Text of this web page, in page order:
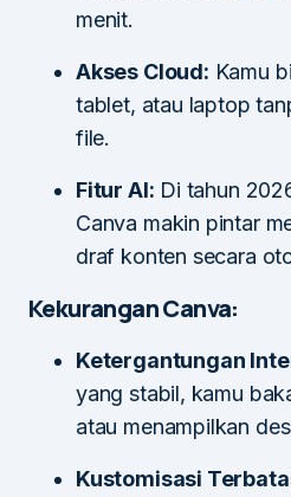
menit.
Akses Cloud: Kamu
tablet, atau laptop
file.
Fitur AI: Di tahun
Canva makin pintar
draf konten secara
Kekurangan Canva:
Ketergantungan
yang stabil, kamu
atau menampilkan
Kustomisasi